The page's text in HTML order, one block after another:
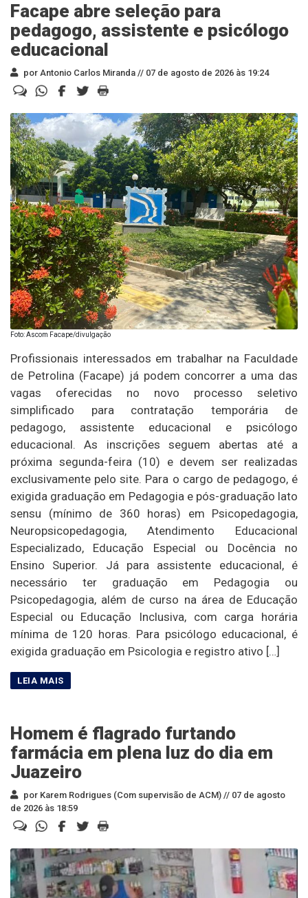
Facape abre seleção para
pedagogo, assistente e psicólogo
educacional
por Antonio Carlos Miranda // 07 de agosto de 2026 às 19:24
Foto: Ascom Facape/divulgação
Profissionais interessados em trabalhar na Faculdade
de Petrolina (Facape) já podem concorrer a uma das
vagas oferecidas no novo processo seletivo
simplificado para contratação temporária de
pedagogo, assistente educacional e psicólogo
educacional. As inscrições seguem abertas até a
próxima segunda-feira (10) e devem ser realizadas
exclusivamente pelo site. Para o cargo de pedagogo, é
exigida graduação em Pedagogia e pós-graduação lato
sensu (mínimo de 360 horas) em Psicopedagogia,
Neuropsicopedagogia, Atendimento Educacional
Especializado, Educação Especial ou Docência no
Ensino Superior. Já para assistente educacional, é
necessário ter graduação em Pedagogia ou
Psicopedagogia, além de curso na área de Educação
Especial ou Educação Inclusiva, com carga horária
mínima de 120 horas. Para psicólogo educacional, é
exigida graduação em Psicologia e registro ativo […]
Homem é flagrado furtando
farmácia em plena luz do dia em
Juazeiro
por Karem Rodrigues (Com supervisão de ACM) // 07 de agosto
de 2026 às 18:59